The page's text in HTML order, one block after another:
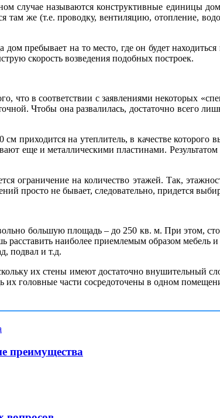
случае называются конструктивные единицы
там же (т.е. проводку, вентиляцию, отопление,
пребывает на то место, где он будет
скорость возведения подобных построек.
что в соответствии с заявлениями некоторых
Чтобы она развалилась, достаточно всего
приходится на утеплитель, в качестве которого
еще и металлическими пластинами. Результатом
ограничение на количество этажей. Так,
просто не бывает, следовательно, придется
большую площадь – до 250 кв. м. При этом,
наиболее приемлемым образом мебель
подвал и т.д.
их стены имеют достаточно внушительный
их головные части сосредоточены в одном
преимущества